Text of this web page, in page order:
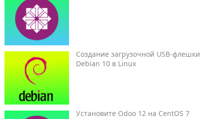
Создание загрузочной USB-флешки
Debian 10 в Linux
Установите Odoo 12 на CentOS 7